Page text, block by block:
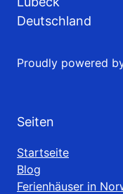
Deutschland
Proudly powered
Seiten
Startseite
Blog
Ferienhäuser in